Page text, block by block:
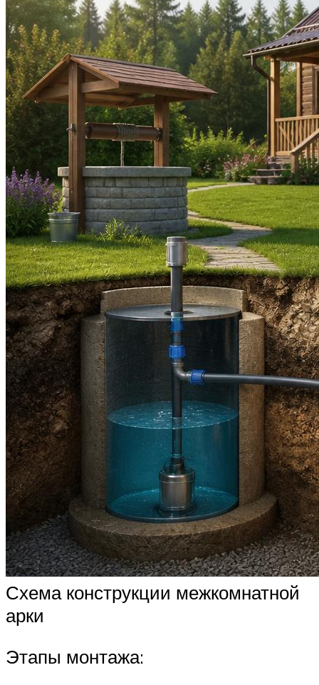
Схема конструкции межкомнатной
арки
Этапы монтажа: